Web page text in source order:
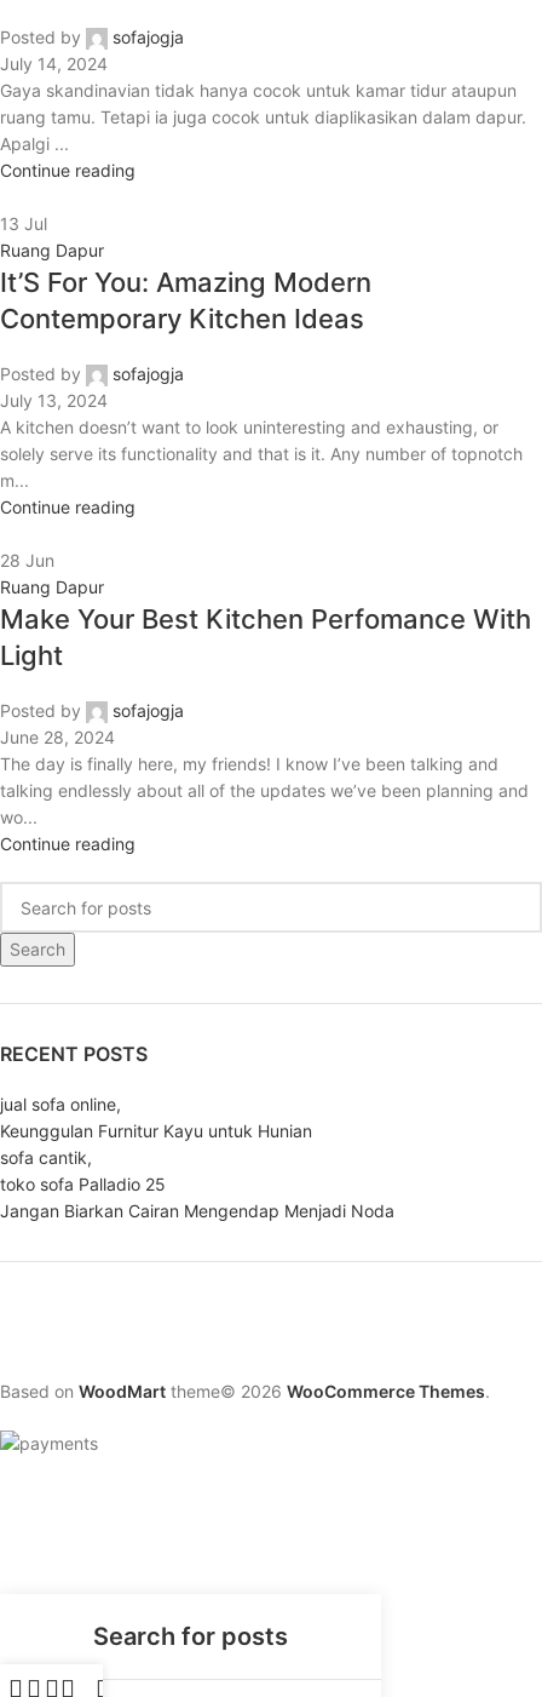
Posted by
sofajogja
July 14, 2024
Gaya skandinavian tidak hanya cocok untuk kamar tidur ataupun
ruang tamu. Tetapi ia juga cocok untuk diaplikasikan dalam dapur.
Apalgi ...
Continue reading
13 Jul
Ruang Dapur
It’S For You: Amazing Modern
Contemporary Kitchen Ideas
Posted by
sofajogja
July 13, 2024
A kitchen doesn’t want to look uninteresting and exhausting, or
solely serve its functionality and that is it. Any number of topnotch
m...
Continue reading
28 Jun
Ruang Dapur
Make Your Best Kitchen Perfomance With
Light
Posted by
sofajogja
June 28, 2024
The day is finally here, my friends! I know I’ve been talking and
talking endlessly about all of the updates we’ve been planning and
wo...
Continue reading
Search
RECENT POSTS
jual sofa online,
Keunggulan Furnitur Kayu untuk Hunian
sofa cantik,
toko sofa Palladio 25
Jangan Biarkan Cairan Mengendap Menjadi Noda
Based on WoodMart theme© 2026 WooCommerce Themes.